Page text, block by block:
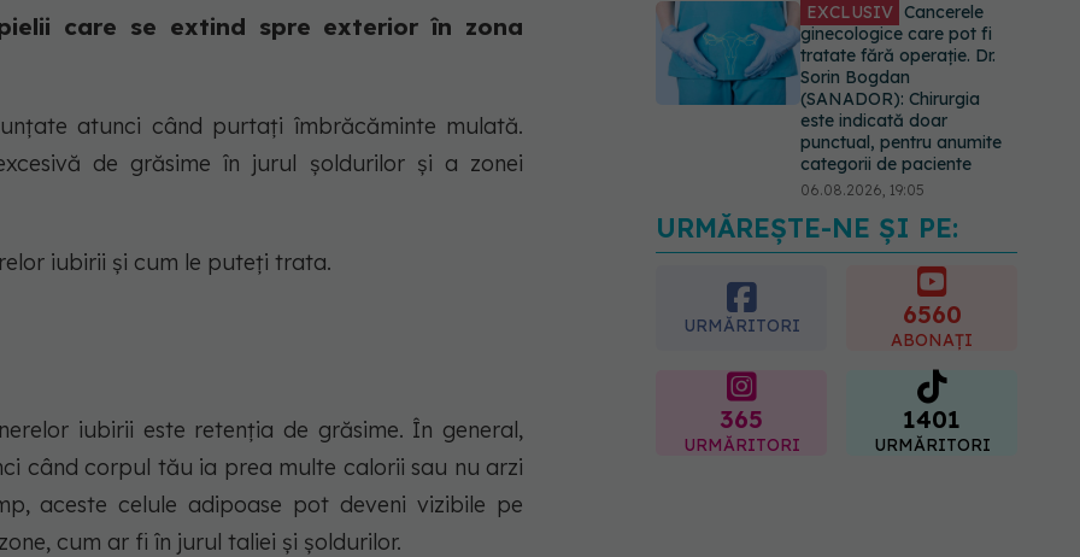
care se extind spre exterior în zona
atunci când purtați îmbrăcăminte mulată.
de grăsime în jurul șoldurilor și a zonei
iubirii și cum le puteți trata.
iubirii este retenția de grăsime. În general,
când corpul tău ia prea multe calorii sau nu arzi
aceste celule adipoase pot deveni vizibile pe
cum ar fi în jurul taliei și șoldurilor.
EXCLUSIV Cancerele
ginecologice care pot fi
tratate fără operație. Dr.
Sorin Bogdan
(SANADOR): Chirurgia
este indicată doar
punctual, pentru anumite
categorii de paciente
06.08.2026, 19:05
EXCLUSIV Brahiterapie
vs radioterapie externă în
cancerul ginecologic. Dr.
Sorin Bogdan (SANADOR)
explică diferența și cum
acționează tratamentul
URMĂREȘTE-NE ȘI PE:
URMĂRITORI 6560
ABONAȚI
365
URMĂRITORI
1401
URMĂRITORI